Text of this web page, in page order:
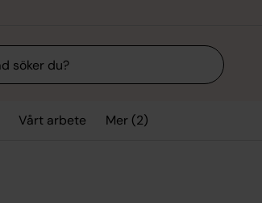
Vårt arbete Mer (2)